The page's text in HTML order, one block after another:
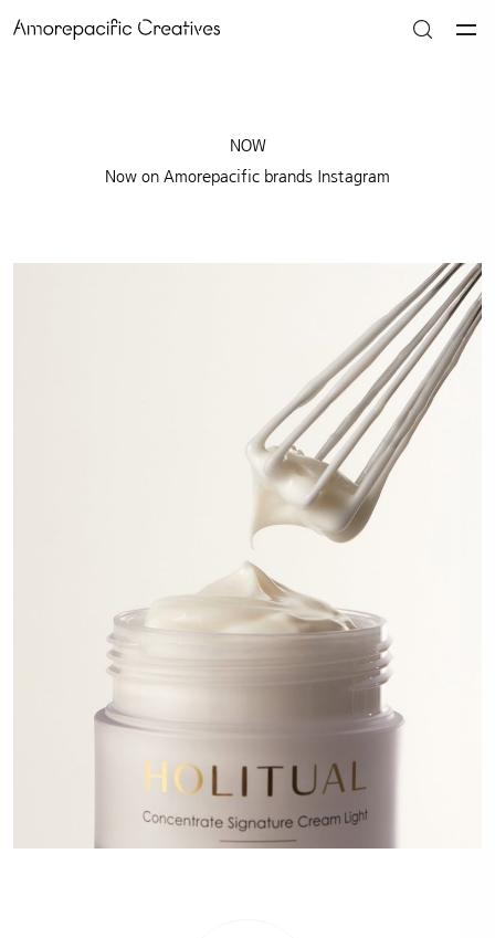
NOW
Now on Amorepacific brands Instagram